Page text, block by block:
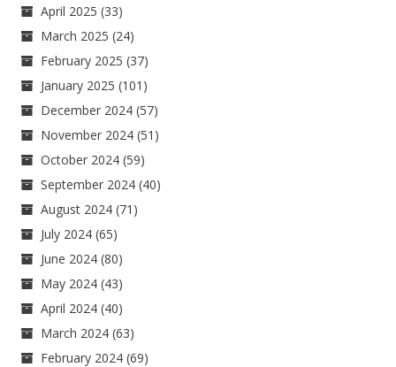
April 2025 (33)
March 2025 (24)
February 2025 (37)
January 2025 (101)
December 2024 (57)
November 2024 (51)
October 2024 (59)
September 2024 (40)
August 2024 (71)
July 2024 (65)
June 2024 (80)
May 2024 (43)
April 2024 (40)
March 2024 (63)
February 2024 (69)